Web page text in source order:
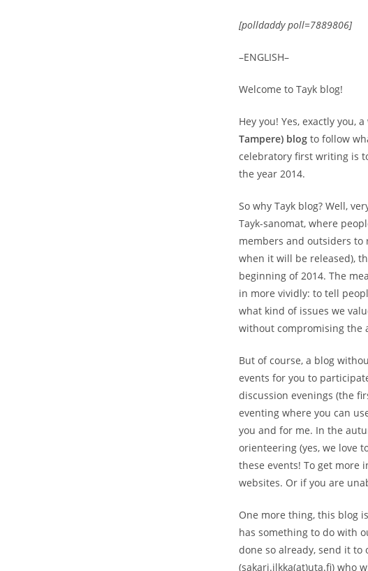
[polldaddy poll=7889806]
–ENGLISH–
Welcome to Tayk blog!
Hey you! Yes, exactly you,
Tampere) blog to follow
celebratory first writing is
the year 2014.
So why Tayk blog? Well,
Tayk-sanomat, where
members and outsiders to
when it will be released),
beginning of 2014. The
in more vividly: to tell
what kind of issues we
without compromising the
But of course, a blog
events for you to
discussion evenings (the
eventing where you can
you and for me. In the
orienteering (yes, we love
these events! To get more
websites. Or if you are
One more thing, this blog
has something to do with
done so already, send it
(sakari.ilkka(at)uta.fi) who